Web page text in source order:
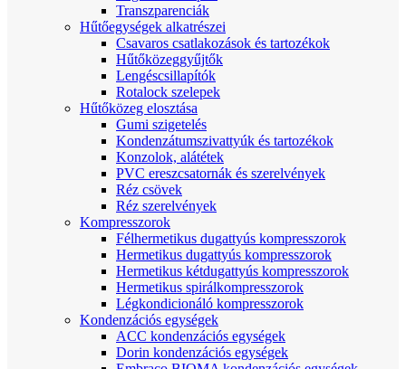
Transzparenciák
Hűtőegységek alkatrészei
Csavaros csatlakozások és tartozékok
Hűtőközeggyűjtők
Lengéscsillapítók
Rotalock szelepek
Hűtőközeg elosztása
Gumi szigetelés
Kondenzátumszivattyúk és tartozékok
Konzolok, alátétek
PVC ereszcsatornák és szerelvények
Réz csövek
Réz szerelvények
Kompresszorok
Félhermetikus dugattyús kompresszorok
Hermetikus dugattyús kompresszorok
Hermetikus kétdugattyús kompresszorok
Hermetikus spirálkompresszorok
Légkondicionáló kompresszorok
Kondenzációs egységek
ACC kondenzációs egységek
Dorin kondenzációs egységek